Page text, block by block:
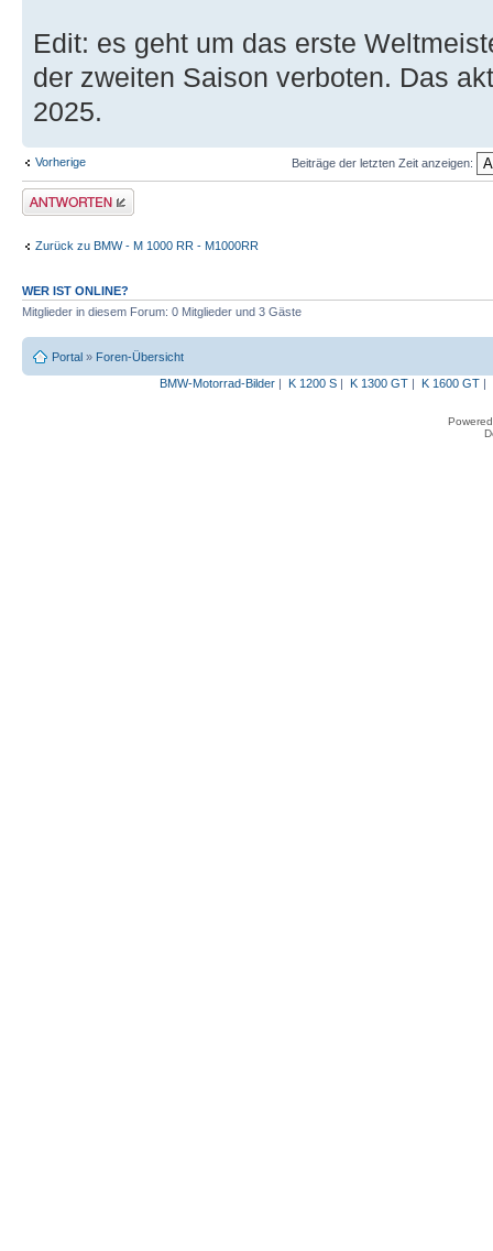
Edit: es geht um das erste
der zweiten Saison verboten. Das
2025.
Vorherige Beiträge der letzten Zeit anzeigen:
Antwort erstellen
Zurück zu BMW - M 1000 RR - M1000RR
WER IST ONLINE?
Mitglieder in diesem Forum: 0 Mitglieder und 3 Gäste
Portal » Foren-Übersicht
BMW-Motorrad-Bilder| K 1200 S| K 1300 GT| K 1600 GT|